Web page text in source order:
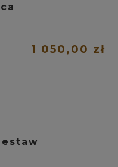
1 050,00 zł